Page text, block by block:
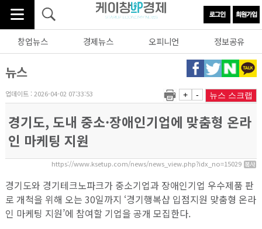
창업뉴스 경제뉴스 오피니언 정보공유
뉴스
업데이트 : 2026-04-02 07:33:53 + - 뉴스 스크랩
경기도, 도내 중소·장애인기업에 맞춤형 온라
인 마케팅 지원
https://www.ksetup.com/news/news_view.php?idx_no=15029
경기도와 경기테크노파크가 중소기업과 장애인기업 우수제품 판
로 개척을 위해 오는 30일까지 ‘경기행복샵 입점지원 맞춤형 온라
인 마케팅 지원’에 참여할 기업을 공개 모집한다.